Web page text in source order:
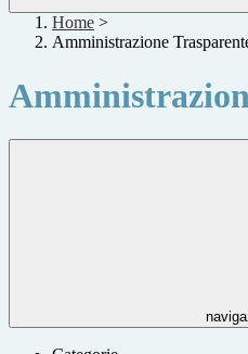
Home >
Amministrazione